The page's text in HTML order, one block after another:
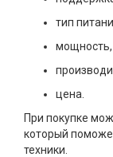
тип
мощность,
цена.
При покупке
который
техники.